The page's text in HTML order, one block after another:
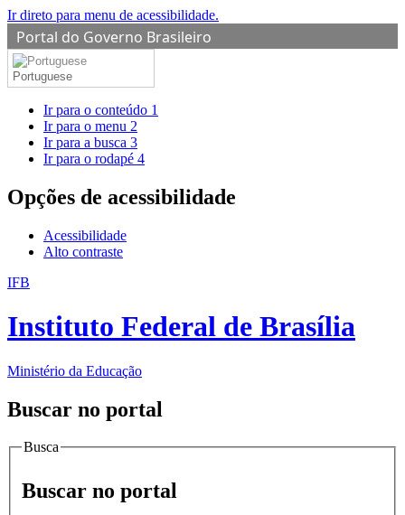
Ir direto para menu de acessibilidade.
Portal do Governo Brasileiro
Portuguese
Ir para o conteúdo 1
Ir para o menu 2
Ir para a busca 3
Ir para o rodapé 4
Opções de acessibilidade
Acessibilidade
Alto contraste
IFB
Instituto Federal de Brasília
Ministério da Educação
Buscar no portal
Busca
Buscar no portal